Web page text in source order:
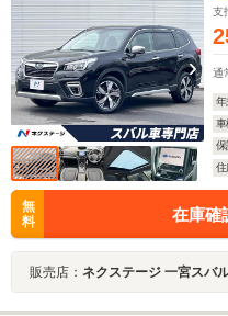
ート純正18インチアルミホイ
支
通
年
車
保
住
無
料
在庫確
販売店： ネクステージ 一宮スバ